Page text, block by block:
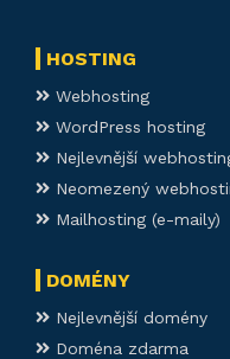
HOSTING
Webhosting
WordPress hosting
Nejlevnější
Neomezený
Mailhosting (e-maily)
DOMÉNY
Nejlevnější domény
Doména zdarma